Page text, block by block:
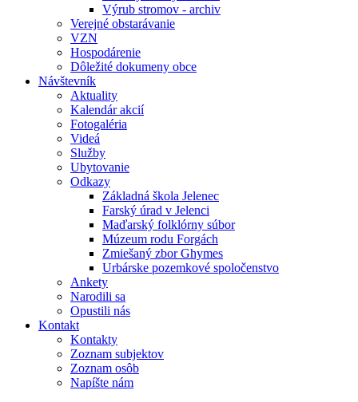
Výrub stromov - archiv
Verejné obstarávanie
VZN
Hospodárenie
Dôležité dokumeny obce
Návštevník
Aktuality
Kalendár akcií
Fotogaléria
Videá
Služby
Ubytovanie
Odkazy
Základná škola Jelenec
Farský úrad v Jelenci
Maďarský folklórny súbor
Múzeum rodu Forgách
Zmiešaný zbor Ghymes
Urbárske pozemkové spoločenstvo
Ankety
Narodili sa
Opustili nás
Kontakt
Kontakty
Zoznam subjektov
Zoznam osôb
Napíšte nám